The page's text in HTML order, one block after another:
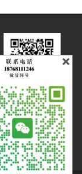
大咖说吐槽客服